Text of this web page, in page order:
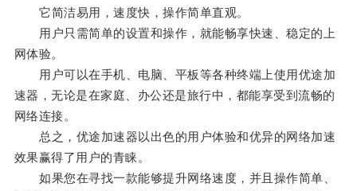
它简洁易用，速度快，操作简单直观。
用户只需简单的设置和操作，就能畅享快速、稳定的上
网体验。
用户可以在手机、电脑、平板等各种终端上使用优途加
速器，无论是在家庭、办公还是旅行中，都能享受到流畅的
网络连接。
总之，优途加速器以出色的用户体验和优异的网络加速
效果赢得了用户的青睐。
如果您在寻找一款能够提升网络速度，并且操作简单、